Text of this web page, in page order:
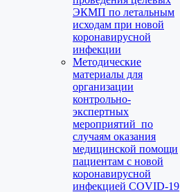
ЭКМП по летальным
исходам при новой
коронавирусной
инфекции
Методические
материалы для
организации
контрольно-
экспертных
мероприятий по
случаям оказания
медицинской помощи
пациентам с новой
коронавирусной
инфекцией COVID-19